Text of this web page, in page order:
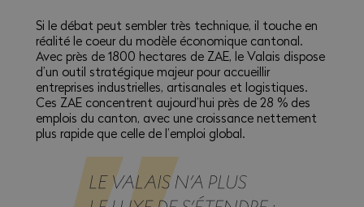
Si le débat peut sembler très technique, il touche en
réalité le coeur du modèle économique cantonal.
Avec près de 1800 hectares de ZAE, le Valais dispose
d’un outil stratégique majeur pour accueillir
entreprises industrielles, artisanales et logistiques.
Ces ZAE concentrent aujourd’hui près de 28 % des
emplois du canton, avec une croissance nettement
plus rapide que celle de l’emploi global.